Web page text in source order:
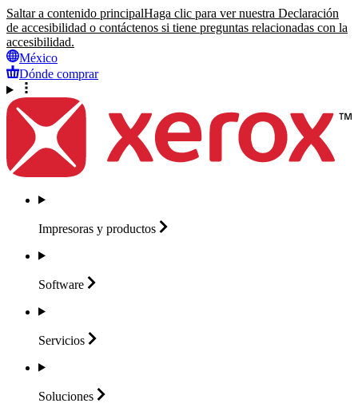
Saltar a contenido principalHaga clic para ver nuestra Declaración
de accesibilidad o contáctenos si tiene preguntas relacionadas con la
accesibilidad.
México
Dónde comprar
Impresoras y productos
Software
Servicios
Soluciones